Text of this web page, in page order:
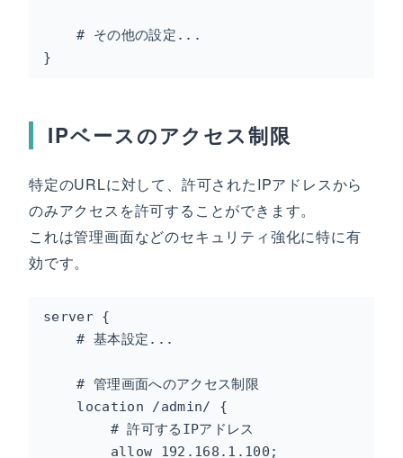
    # その他の設定...
}
IPベースのアクセス制限
特定のURLに対して、許可されたIPアドレスから
のみアクセスを許可することができます。
これは管理画面などのセキュリティ強化に特に有
効です。
server {
    # 基本設定...
    # 管理画面へのアクセス制限
    location /admin/ {
        # 許可するIPアドレス
        allow 192.168.1.100;